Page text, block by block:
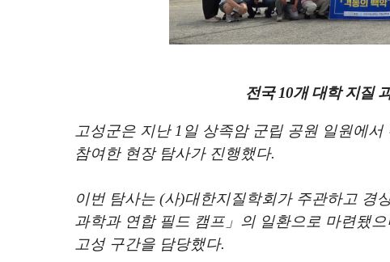
전국 10개 대학 지질
고성군은 지난 1 일 상족암 군립 공원 일원에서
참여한 현장 탐사가 진행했다.
이번 탐사는 (사)대한지질학회가 주관하고 경
과학과 연합 필드 캠프」 의 일환으로 마련됐으
고성 구간을 담당했다.